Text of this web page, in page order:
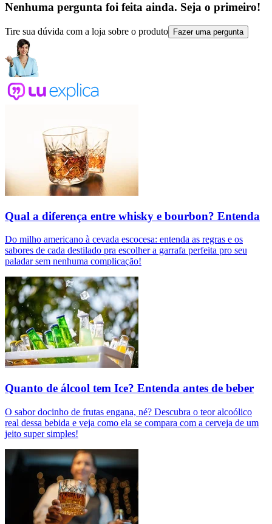
Nenhuma pergunta foi feita ainda. Seja o primeiro!
Tire sua dúvida com a loja sobre o produto Fazer uma pergunta
Qual a diferença entre whisky e bourbon? Entenda
Do milho americano à cevada escocesa: entenda as regras e os
sabores de cada destilado pra escolher a garrafa perfeita pro seu
paladar sem nenhuma complicação!
Quanto de álcool tem Ice? Entenda antes de beber
O sabor docinho de frutas engana, né? Descubra o teor alcoólico
real dessa bebida e veja como ela se compara com a cerveja de um
jeito super simples!